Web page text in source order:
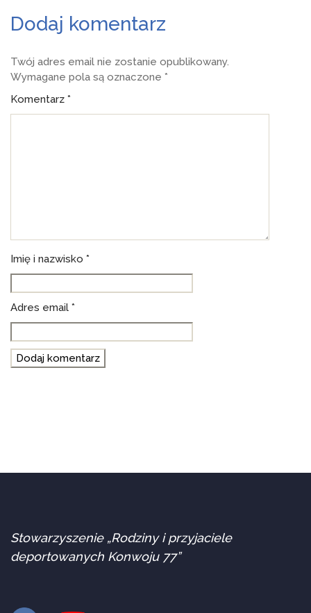
Dodaj komentarz
Twój adres email nie zostanie opublikowany.
Wymagane pola są oznaczone *
Komentarz *
Imię i nazwisko *
Adres email *
Stowarzyszenie „Rodziny i przyjaciele
deportowanych Konwoju 77”